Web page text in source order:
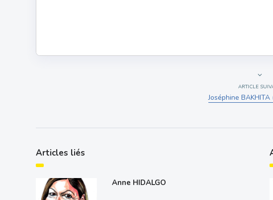
ARTICLE
Joséphine
Articles liés
Anne HIDALGO